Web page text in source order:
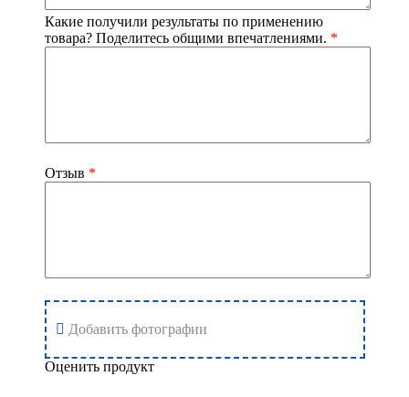
Какие получили результаты по применению
товара? Поделитесь общими впечатлениями. *
Отзыв *
Добавить фотографии
Оценить продукт